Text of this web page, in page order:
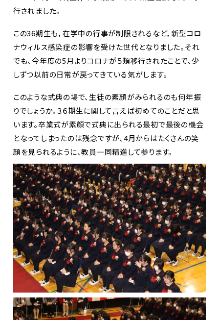
行されました。
この36期生も，在学中の行事が制限されるなど，新型コロ
ナウィルス感染症の影響を受けた世代となりました。それ
でも、今年度の5月よりコロナが５類移行されたことで、少
しずつ以前の日常が戻ってきている気がします。
このような式典の場で、生徒の素顔がみられるのも何年振
りでしょうか。３６期生に関して言えば初めてのことだと思
います。卒業式が素顔で式典に出られる最初で最後の機会
となってしまったのは残念ですが、4月からはたくさんの笑
顔を見られるように、教員一同精進して参ります。